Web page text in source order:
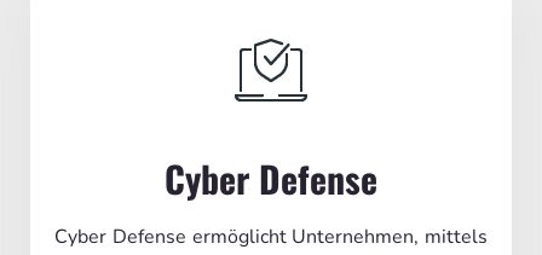
Cyber Defense
Cyber Defense ermöglicht Unternehmen, mittels